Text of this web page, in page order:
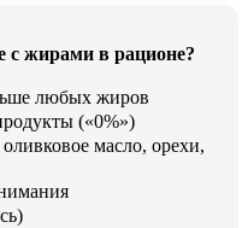
с жирами в рационе?
любых жиров
(«0%»)
масло, орехи,